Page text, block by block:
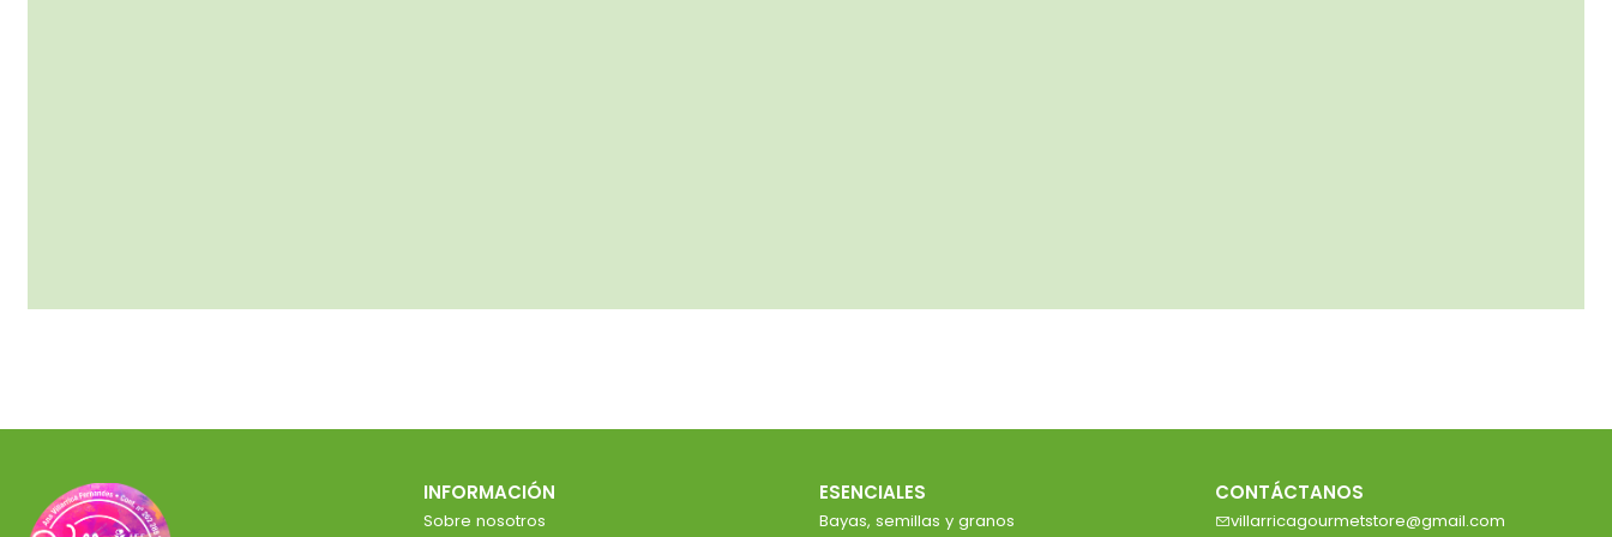
INFORMACIÓN
Sobre nosotros
ESENCIALES
Bayas, semillas y granos
CONTÁCTANOS
villarricagourmetstore@gmail.com